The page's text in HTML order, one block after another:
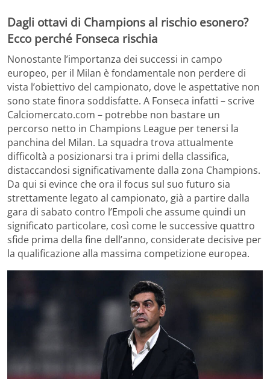
Dagli ottavi di Champions al rischio esonero?
Ecco perché Fonseca rischia
Nonostante l’importanza dei successi in campo
europeo, per il Milan è fondamentale non perdere di
vista l’obiettivo del campionato, dove le aspettative non
sono state finora soddisfatte. A Fonseca infatti – scrive
Calciomercato.com – potrebbe non bastare un
percorso netto in Champions League per tenersi la
panchina del Milan. La squadra trova attualmente
difficoltà a posizionarsi tra i primi della classifica,
distaccandosi significativamente dalla zona Champions.
Da qui si evince che ora il focus sul suo futuro sia
strettamente legato al campionato, già a partire dalla
gara di sabato contro l’Empoli che assume quindi un
significato particolare, così come le successive quattro
sfide prima della fine dell’anno, considerate decisive per
la qualificazione alla massima competizione europea.